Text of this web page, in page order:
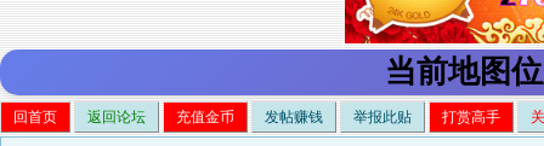
当前地图
回首页 返回论坛 充值金币 发帖赚钱 举报此贴 打赏高手